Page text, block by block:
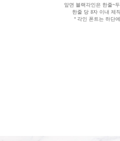
앞면 블랙각인은 한줄~
한줄 당 8자 이내 제
* 각인 폰트는 하단